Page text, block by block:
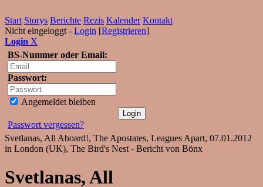
Start Storys Berichte Rezis Kalender Kontakt
Nicht eingeloggt - Login [Registrieren]
Login X
BS-Nummer oder Email:
Passwort:
Angemeldet bleiben
Passwort vergessen?
Svetlanas, All Aboard!, The Apostates, Leagues Apart, 07.01.2012
in London (UK), The Bird's Nest - Bericht von Bönx
Svetlanas, All